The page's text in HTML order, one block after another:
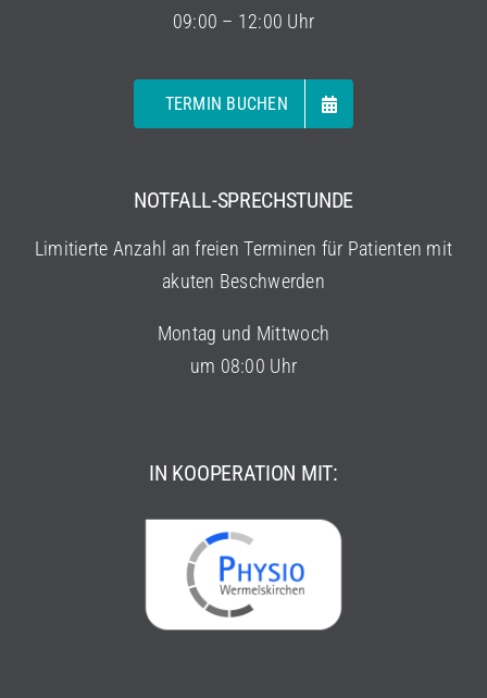
09:00 – 12:00 Uhr
TERMIN BUCHEN
NOTFALL-SPRECHSTUNDE
Limitierte Anzahl an freien Terminen für Patienten mit
akuten Beschwerden
Montag und Mittwoch
um 08:00 Uhr
IN KOOPERATION MIT: